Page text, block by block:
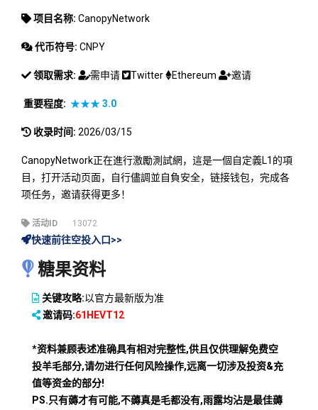
项目名称: CanopyNetwork
代币符号: CNPY
领取需求: 需申请 Twitter Ethereum 邀请
重要程度: ★★★3.0
收录时间: 2026/03/15
CanopyNetwork正在進行激勵測試網，這是一個自定義L1的項
目，打开活动页面，自行儘調並自負安全，链接钱包，完成各
项任务，邀请获得更多！
活动ID 13072
快速前往空投入口>>
糖果资料
关键攻略:以官方最新版为准
邀请码:61HEVT12
*资料兼顾表述准确具有相对完整性,供且仅供理解免费空
投羊毛部分,请勿进行任何风险操作,远离一切涉及投资&充
值等资金的部分!
PS.只有薅才有可能,不薅真是毛都没有,雨露均沾是最佳薅